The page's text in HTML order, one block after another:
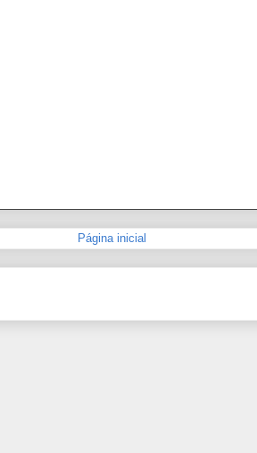
Página inicial